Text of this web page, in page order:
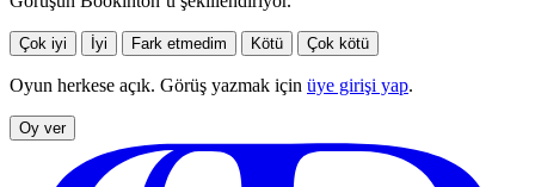
Çok iyi İyi Fark etmedim Kötü Çok kötü
Oyun herkese açık. Görüş yazmak için üye girişi yap.
Oy ver